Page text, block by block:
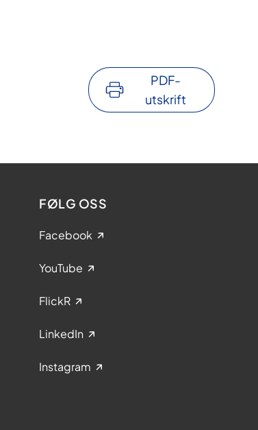
PDF-
utskrift
FØLG OSS
Facebook
YouTube
FlickR
LinkedIn
Instagram